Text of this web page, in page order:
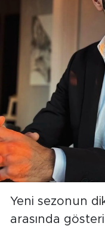
Yeni sezonun
arasında